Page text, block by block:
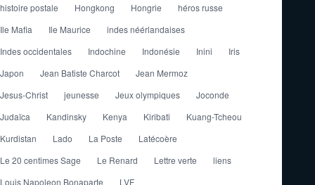
histoire postale
Hongkong Hongrie
héros russe
Ile Mafia
Ile Maurice
indes néérlandaises
Indes occidentales
Indochine Indonésie Inini
Iris
Japon
Jean Batiste Charcot
Jean Mermoz
Jesus-Christ
jeunesse Jeux olympiques
Joconde
Judaïca
Kandinsky Kenya Kiribati
Kuang-Tcheou
Kurdistan
Lado La Poste
Latécoère
Le 20 centimes Sage
Le Renard Lettre verte
liens
Louis Napoleon Bonaparte
LVF